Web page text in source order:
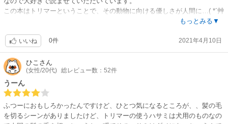
この本はトリマーということで、その動物に向ける優しさが人間に…( *´艸
願わくばもう少し長くして、キャラクターの気持ちの変化や、二人のイチ
ャイチャシーンを盛り込んでもらいたかったです。
短いから★４つにしましたが、もう少しペース数があって描き込まれてい
たら確実に★５つつけていると思います。
もっとみる▼
いいね 0件 2021年4月10日
ひこ さん
(女性/20代) 総レビュー数：52件
うーん
ふつーにおもしろかったんですけど、ひとつ気になるところが、、髪の毛
を切るシーンがありましたけど、トリマーの使うハサミは犬用のものなの